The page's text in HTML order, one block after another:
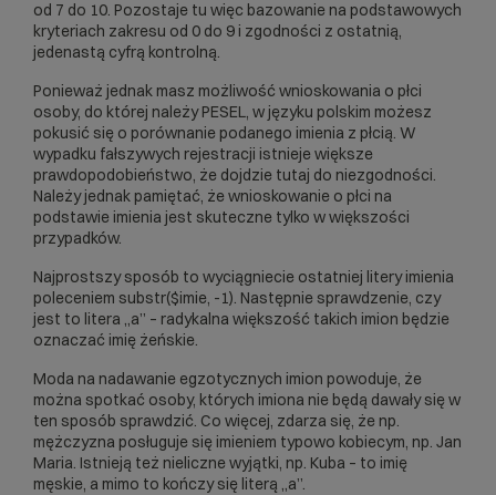
od 7 do 10. Pozostaje tu więc bazowanie na podstawowych
kryteriach zakresu od 0 do 9 i zgodności z ostatnią,
jedenastą cyfrą kontrolną.
Ponieważ jednak masz możliwość wnioskowania o płci
osoby, do której należy PESEL, w języku polskim możesz
pokusić się o porównanie podanego imienia z płcią. W
wypadku fałszywych rejestracji istnieje większe
prawdopodobieństwo, że dojdzie tutaj do niezgodności.
Należy jednak pamiętać, że wnioskowanie o płci na
podstawie imienia jest skuteczne tylko w większości
przypadków.
Najprostszy sposób to wyciągniecie ostatniej litery imienia
poleceniem substr($imie, -1). Następnie sprawdzenie, czy
jest to litera „a” – radykalna większość takich imion będzie
oznaczać imię żeńskie.
Moda na nadawanie egzotycznych imion powoduje, że
można spotkać osoby, których imiona nie będą dawały się w
ten sposób sprawdzić. Co więcej, zdarza się, że np.
mężczyzna posługuje się imieniem typowo kobiecym, np. Jan
Maria. Istnieją też nieliczne wyjątki, np. Kuba – to imię
męskie, a mimo to kończy się literą „a”.